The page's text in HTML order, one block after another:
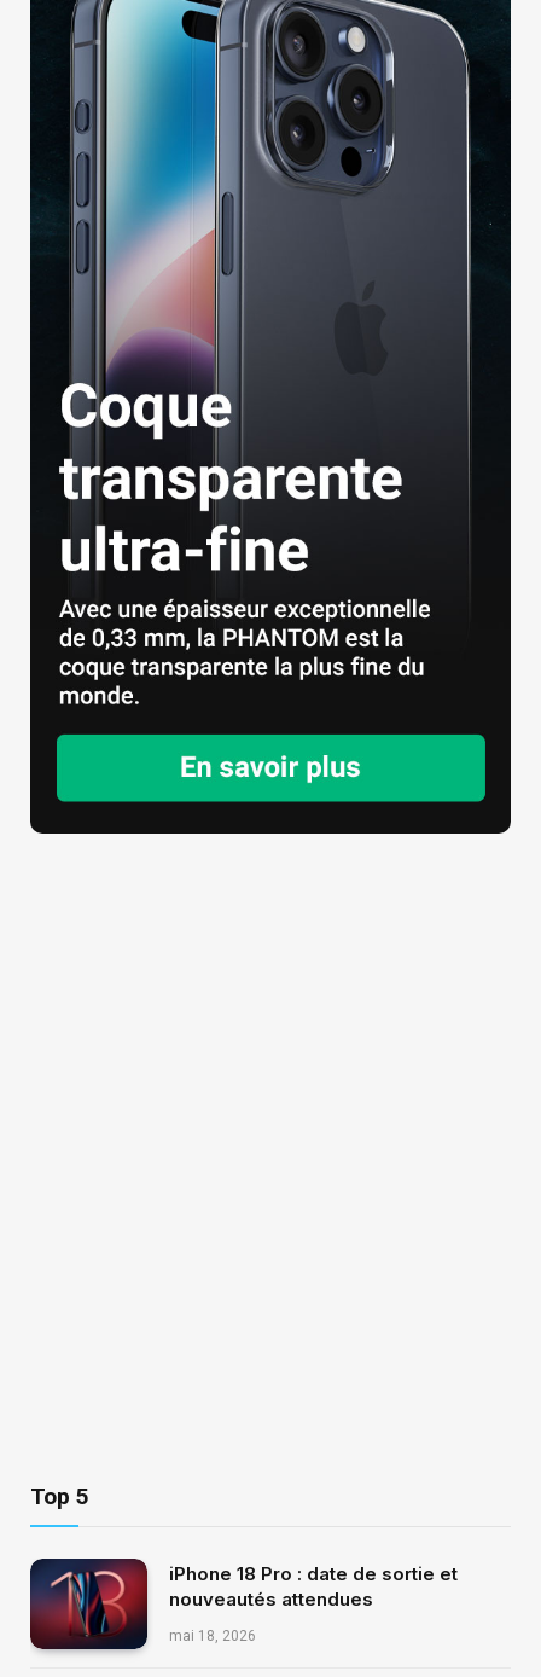
Top 5
iPhone 18 Pro : date de sortie et
nouveautés attendues
mai 18, 2026